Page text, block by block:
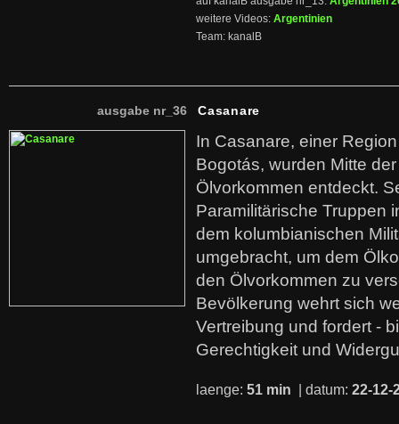
weitere Videos: Argentinien
Team: kanalB
ausgabe nr_36 Casanare
In Casanare, einer
Bogotás, wurden Mitte
Ölvorkommen entdeckt.
Paramilitärische Truppen
dem kolumbianischen
umgebracht, um dem
den Ölvorkommen zu
Bevölkerung wehrt sich
Vertreibung und fordert -
Gerechtigkeit und
laenge: 51 min | datum: 22-12-